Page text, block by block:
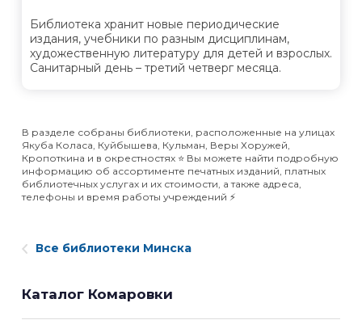
Библиотека хранит новые периодические
издания, учебники по разным дисциплинам,
художественную литературу для детей и взрослых.
Санитарный день – третий четверг месяца.
В разделе собраны библиотеки, расположенные на улицах
Якуба Коласа, Куйбышева, Кульман, Веры Хоружей,
Кропоткина и в окрестностях ⭐️ Вы можете найти подробную
информацию об ассортименте печатных изданий, платных
библиотечных услугах и их стоимости, а также адреса,
телефоны и время работы учреждений ⚡️
Все библиотеки Минска
Каталог Комаровки